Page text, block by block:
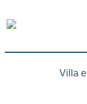
Villa